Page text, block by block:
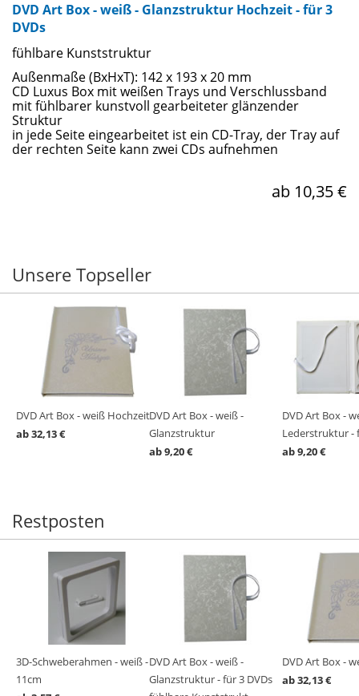
DVD Art Box - weiß - Glanzstruktur Hochzeit - für 3
DVDs
fühlbare Kunststruktur
Außenmaße (BxHxT): 142 x 193 x 20 mm
CD Luxus Box mit weißen Trays und Verschlussband
mit fühlbarer kunstvoll gearbeiteter glänzender
Struktur
in jede Seite eingearbeitet ist ein CD-Tray, der Tray auf
der rechten Seite kann zwei CDs aufnehmen
ab 10,35 €
Unsere Topseller
DVD Art Box - weiß Hochzeit
ab 32,13 €
DVD Art Box - weiß -
Glanzstruktur
ab 9,20 €
DVD Art Box -
Lederstruktur -
ab 9,20 €
Restposten
3D-Schweberahmen - weiß -
11cm
DVD Art Box - weiß -
Glanzstruktur - für 3 DVDs
DVD Art Box -
ab 32,13 €